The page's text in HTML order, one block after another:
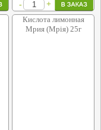
-
+
Кислота лимонная
Мрия (Мрія) 25г